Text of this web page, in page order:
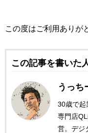
この度はご利用ありが
この記事を書いた
うっち
30歳で起
専門店
営。デジ